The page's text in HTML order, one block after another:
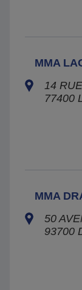
MMA
14
77400
MMA
50
93700